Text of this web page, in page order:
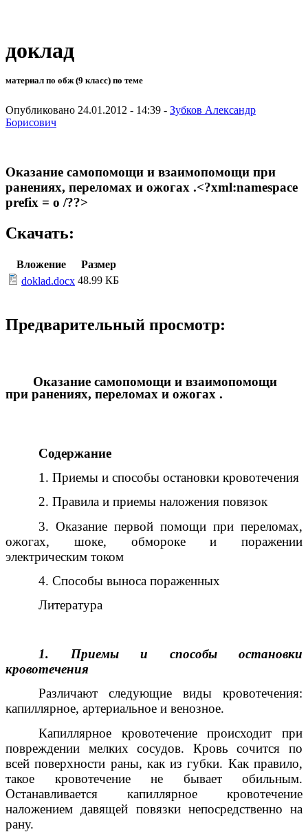
доклад
материал по обж (9 класс) по теме
Опубликовано 24.01.2012 - 14:39 - Зубков Александр
Борисович
Оказание самопомощи и взаимопомощи при
ранениях, переломах и ожогах .<?xml:namespace
prefix = o /??>
Скачать:
Вложение
Размер
doklad.docx 48.99 КБ
Предварительный просмотр:
Оказание самопомощи и взаимопомощи
при ранениях, переломах и ожогах .
Содержание
1. Приемы и способы остановки кровотечения
2. Правила и приемы наложения повязок
3. Оказание первой помощи при переломах,
ожогах, шоке, обмороке и поражении
электрическим током
4. Способы выноса пораженных
Литература
1. Приемы и способы остановки
кровотечения
Различают следующие виды кровотечения:
капиллярное, артериальное и венозное.
Капиллярное кровотечение происходит при
повреждении мелких сосудов. Кровь сочится по
всей поверхности раны, как из губки. Как правило,
такое кровотечение не бывает обильным.
Останавливается капиллярное кровотечение
наложением давящей повязки непосредственно на
рану.